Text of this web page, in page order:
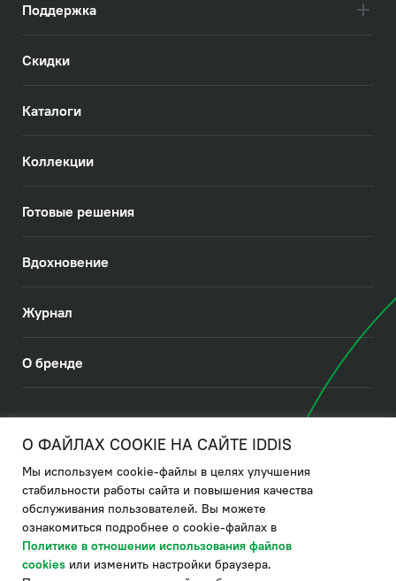
Поддержка
Скидки
Каталоги
Коллекции
Готовые решения
Вдохновение
Журнал
О бренде
Политика в отношении использования файлов cookies
Политика обработки ПДн
Политика в области управления цепочкой поставки
по системе "НСЛС"
О ФАЙЛАХ COOKIE НА САЙТЕ IDDIS
Мы используем cookie-файлы в целях улучшения
стабильности работы сайта и повышения качества
обслуживания пользователей. Вы можете
ознакомиться подробнее о cookie-файлах в
Политике в отношении использования файлов
cookies или изменить настройки браузера.